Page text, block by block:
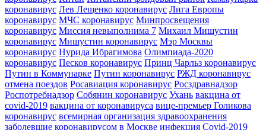
коронавирус Лев Лещенко коронавирус Лига Европы
коронавирус МЧС коронавирус Минпросвещения
коронавирус Миссия невыполнима 7 Михаил Мишустин
коронавирус Мишустин коронавирус Мэр Москвы
коронавирус Нурида Ибрагимова Олимпиада-2020
коронавирус Песков коронавирус Принц Чарльз коронавирус
Путин в Коммунарке Путин коронавирус РЖД коронавирус
отмена поездов Росавиация коронавирус Росздравнадзор
Роспотребнадзор Собянин коронавирус Ухань вакцина от
covid-2019 вакцина от коронавируса вице-премьер Голикова
коронавирус всемирная организация здравоохранения
заболевшие коронавирусом в Москве инфекция Covid-2019